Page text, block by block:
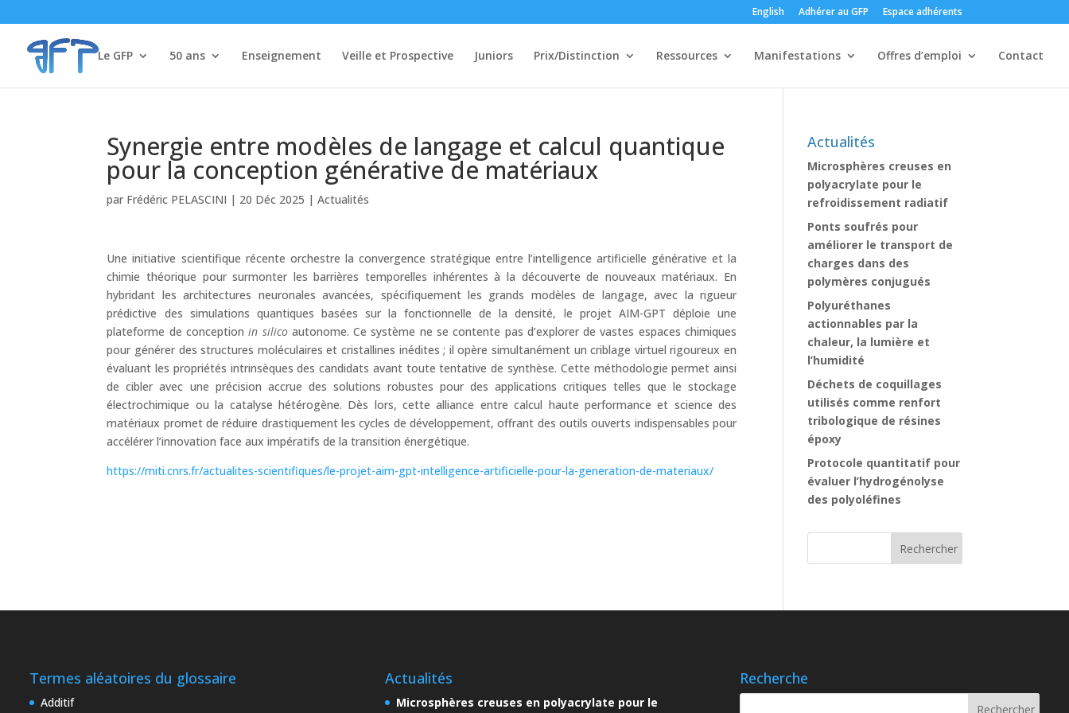
English Adhérer au GFP Espace adhérents
Le GFP 50 ans Enseignement Veille et Prospective Juniors Prix/Distinction Ressources Manifestations Offres d’emploi Contact
Synergie entre modèles de langage et calcul quantique
pour la conception générative de matériaux
par Frédéric PELASCINI | 20 Déc 2025 |Actualités
Une initiative scientifique récente orchestre la convergence stratégique entre l’intelligence artificielle générative et la
chimie théorique pour surmonter les barrières temporelles inhérentes à la découverte de nouveaux matériaux. En
hybridant les architectures neuronales avancées, spécifiquement les grands modèles de langage, avec la rigueur
prédictive des simulations quantiques basées sur la fonctionnelle de la densité, le projet AIM-GPT déploie une
plateforme de conceptionin silicoautonome. Ce système ne se contente pas d’explorer de vastes espaces chimiques
pour générer des structures moléculaires et cristallines inédites ; il opère simultanément un criblage virtuel rigoureux en
évaluant les propriétés intrinsèques des candidats avant toute tentative de synthèse. Cette méthodologie permet ainsi
de cibler avec une précision accrue des solutions robustes pour des applications critiques telles que le stockage
électrochimique ou la catalyse hétérogène. Dès lors, cette alliance entre calcul haute performance et science des
matériaux promet de réduire drastiquement les cycles de développement, offrant des outils ouverts indispensables pour
accélérer l’innovation face aux impératifs de la transition énergétique.
https://miti.cnrs.fr/actualites-scientifiques/le-projet-aim-gpt-intelligence-artificielle-pour-la-generation-de-materiaux/
Actualités
Microsphères creuses en
polyacrylate pour le
refroidissement radiatif
Ponts soufrés pour
améliorer le transport de
charges dans des
polymères conjugués
Polyuréthanes
actionnables par la
chaleur, la lumière et
l’humidité
Déchets de coquillages
utilisés comme renfort
tribologique de résines
époxy
Protocole quantitatif pour
évaluer l’hydrogénolyse
des polyoléfines
Termes aléatoires du glossaire
Additif
Actualités
Microsphères creuses en polyacrylate pour le
Recherche